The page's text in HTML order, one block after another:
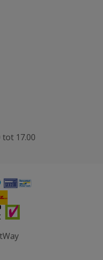
17.00